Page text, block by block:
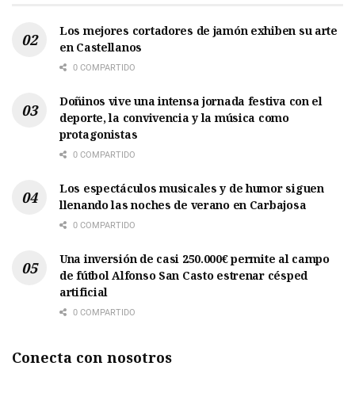
Los mejores cortadores de jamón exhiben su arte
en Castellanos
0 COMPARTIDO
Doñinos vive una intensa jornada festiva con el
deporte, la convivencia y la música como
protagonistas
0 COMPARTIDO
Los espectáculos musicales y de humor siguen
llenando las noches de verano en Carbajosa
0 COMPARTIDO
Una inversión de casi 250.000€ permite al campo
de fútbol Alfonso San Casto estrenar césped
artificial
0 COMPARTIDO
Conecta con nosotros